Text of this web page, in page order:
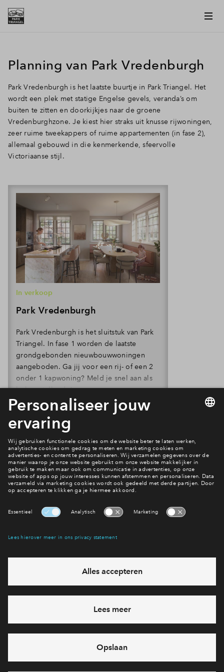
Inloggen
Planning van Park Vredenburgh
Park Vredenburgh is het laatste buurtje in Park Triangel. Het
wordt een plek met statige Engelse gevels, veranda’s om
buiten te zitten en doorkijkjes naar de groene
Vredenburghzone. Je kiest hier straks uit knusse rijwoningen,
zeer ruime tweekappers of ruime appartementen (in fase 2),
allemaal gebouwd in die kenmerkende, sfeervolle
Victoriaanse stijl.
Park Vredenburgh
In verkoop
Park Vredenburgh is het sluitstuk van Park
Triangel. In fase 1 worden de laatste
grondgebonden nieuwbouwwoningen
aangeboden. Ga jij voor een rij- of een 2
onder 1 kapwoning? Meld je snel aan als
belangstellende!
Volledige planning
Alles over deze fase
eventuele projecten
Ja, ik wil mij aanmelden
Heb je een vraag en wil je direct antwoord? Bel ons op088 -
712 28 46
6 dagen per week beschikbaar (behalve tijdens
feestdagen)